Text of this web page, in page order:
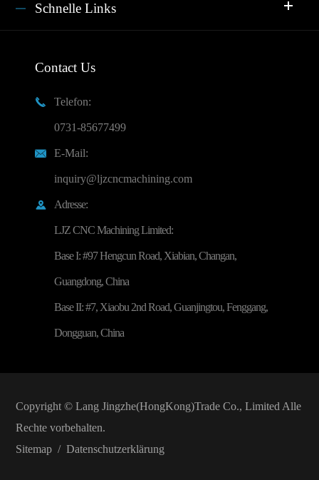
Schnelle Links
Contact Us

Telefon:
0731-85677499

E-Mail:
inquiry@ljzcncmachining.com

Adresse:
LJZ CNC Machining Limited:
Base I: #97 Hengcun Road, Xiabian, Changan,
Guangdong, China
Base II: #7, Xiaobu 2nd Road, Guanjingtou, Fenggang,
Dongguan, China
Copyright © Lang Jingzhe(HongKong)Trade Co., LimitedAlle
Rechte vorbehalten.
Sitemap/ Datenschutzerklärung